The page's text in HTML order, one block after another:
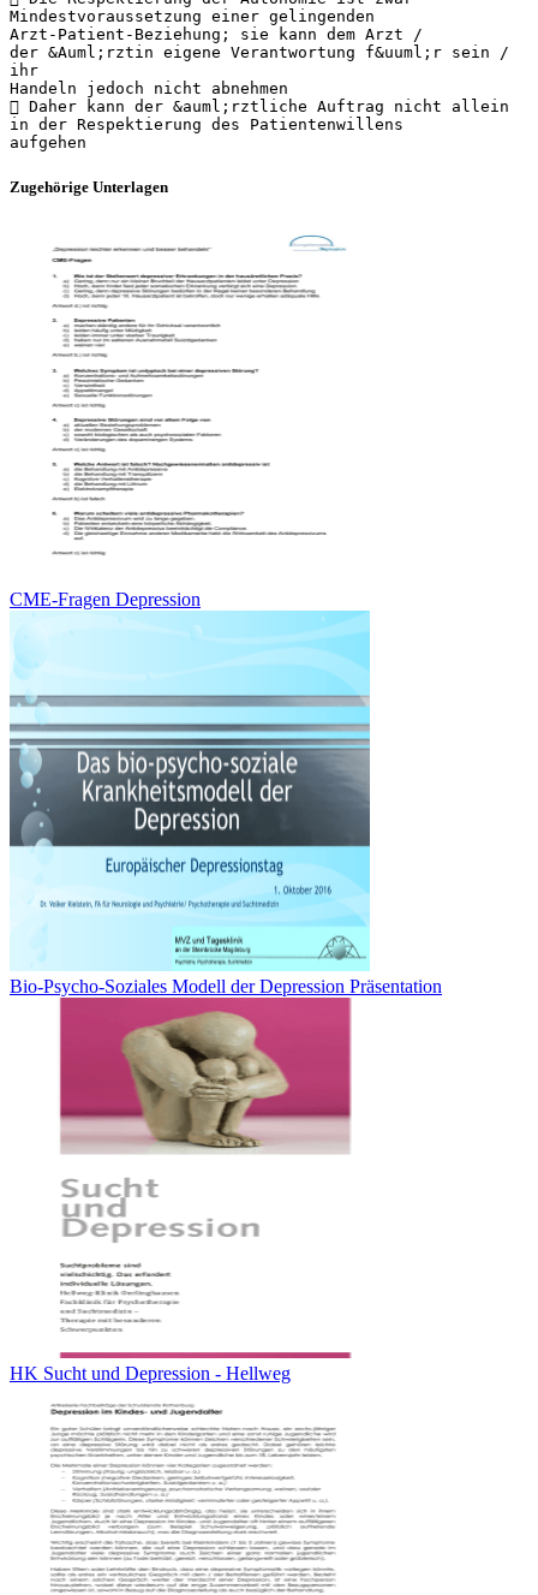
Mindestvoraussetzung einer gelingenden
Arzt-Patient-Beziehung; sie kann dem Arzt /
der &Auml;rztin eigene Verantwortung f&uuml;r sein /
ihr
Handeln jedoch nicht abnehmen
 Daher kann der &auml;rztliche Auftrag nicht allein
in der Respektierung des Patientenwillens
Zugehörige Unterlagen
CME-Fragen Depression
Bio-Psycho-Soziales Modell der Depression Präsentation
HK Sucht und Depression - Hellweg